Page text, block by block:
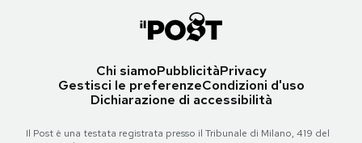
Chi siamoPubblicitàPrivacy
Gestisci le preferenzeCondizioni d'uso
Dichiarazione di accessibilità
Il Post è una testata registrata presso il Tribunale di Milano, 419 del